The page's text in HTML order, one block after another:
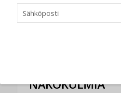
KATSO KAIKKI
NÄKÖKULMIA